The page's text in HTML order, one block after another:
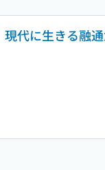
代に生きる融